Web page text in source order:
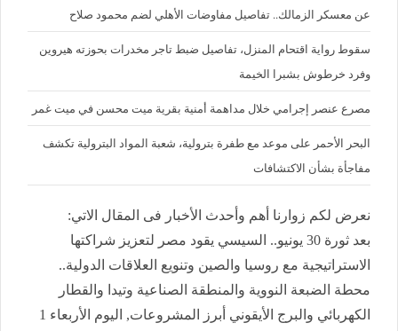
عن معسكر الزمالك.. تفاصيل مفاوضات الأهلي لضم محمود صلاح
سقوط رواية اقتحام المنزل، تفاصيل ضبط تاجر مخدرات بحوزته هيروين
وفرد خرطوش بشبرا الخيمة
مصرع عنصر إجرامي خلال مداهمة أمنية بقرية ميت محسن في ميت غمر
البحر الأحمر على موعد مع طفرة بترولية، شعبة المواد البترولية تكشف
مفاجأة بشأن الاكتشافات
نعرض لكم زوارنا أهم وأحدث الأخبار فى المقال الاتي:
بعد ثورة 30 يونيو.. السيسي يقود مصر لتعزيز شراكتها
الاستراتيجية مع روسيا والصين وتنويع العلاقات الدولية..
محطة الضبعة النووية والمنطقة الصناعية وتيدا والقطار
الكهربائي والبرج الأيقوني أبرز المشروعات, اليوم الأربعاء 1